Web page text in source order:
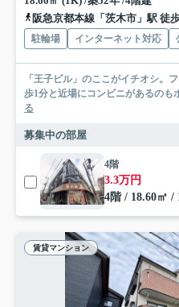
阪急京都本線「茨木市」駅 徒
駐輪場 インターネット対応
「王子ビル」のここがイチオシ。
歩1分と近場にコンビニがあるのも
る
募集中の部屋
4階
3.3万円
4階 / 18.60㎡ /
賃貸マンション